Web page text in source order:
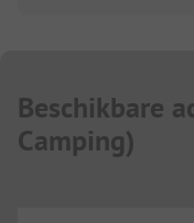
Beschikbare
Camping)